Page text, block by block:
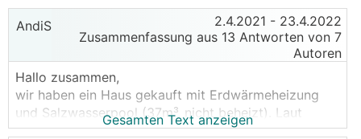
AndiS 2.4.2021 - 23.4.2022
Zusammenfassung aus 13 Antworten von 7
Autoren
Hallo zusammen,
wir haben ein Haus gekauft mit Erdwärmeheizung
und Salzwasserpool (37m³, nicht beheizt). Laut
vorliegendem Energieausweis beträgt der Jahres-
Gesamten Text anzeigen